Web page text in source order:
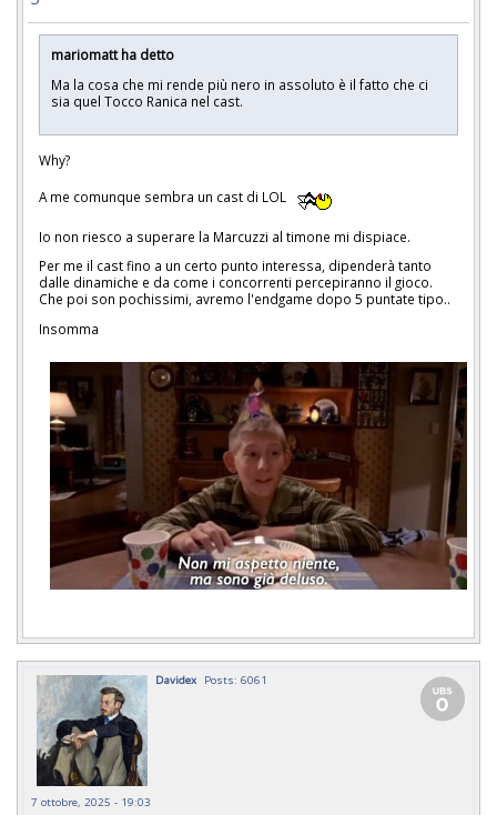
mariomatt ha detto
Ma la cosa che mi rende più nero in assoluto è il fatto che ci
sia quel Tocco Ranica nel cast.
Why?
A me comunque sembra un cast di LOL
Io non riesco a superare la Marcuzzi al timone mi dispiace.
Per me il cast fino a un certo punto interessa, dipenderà tanto
dalle dinamiche e da come i concorrenti percepiranno il gioco.
Che poi son pochissimi, avremo l'endgame dopo 5 puntate tipo..
Insomma
Davidex Posts: 6061
7 ottobre, 2025 - 19:03